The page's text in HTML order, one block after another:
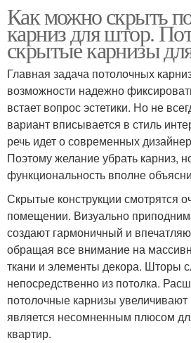
Как можно скрыть
карниз для штор.
скрытые карнизы
Главная задача потолочных
возможности надежно
встает вопрос эстетики. Но не
вариант вписывается в стиль
речь идет о современных
Поэтому желание убрать карниз,
функциональность вполне
Скрытые конструкции смотрятся
помещении. Визуально
создают гармоничный и
обращая все внимание на
ткани и элементы декора. Шторы
непосредственно из потолка.
потолочные карнизы
является несомненным плюсом
квартир.